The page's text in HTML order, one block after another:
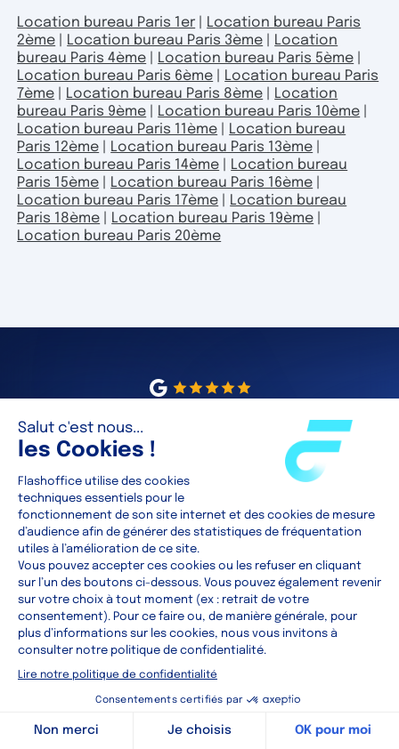
Location bureau Paris 1er
Location bureau Paris
2ème
Location bureau Paris 3ème
Location
bureau Paris 4ème
Location bureau Paris 5ème
Location bureau Paris 6ème
Location bureau Paris
7ème
Location bureau Paris 8ème
Location
bureau Paris 9ème
Location bureau Paris 10ème
Location bureau Paris 11ème
Location bureau
Paris 12ème
Location bureau Paris 13ème
Location bureau Paris 14ème
Location bureau
Paris 15ème
Location bureau Paris 16ème
Location bureau Paris 17ème
Location bureau
Paris 18ème
Location bureau Paris 19ème
Location bureau Paris 20ème
Prêt à vous lancer à nos côtés ?
Plus qu’une agence, nous faisons équipe avec
vous.
Voir les annonces
Parler à un expert